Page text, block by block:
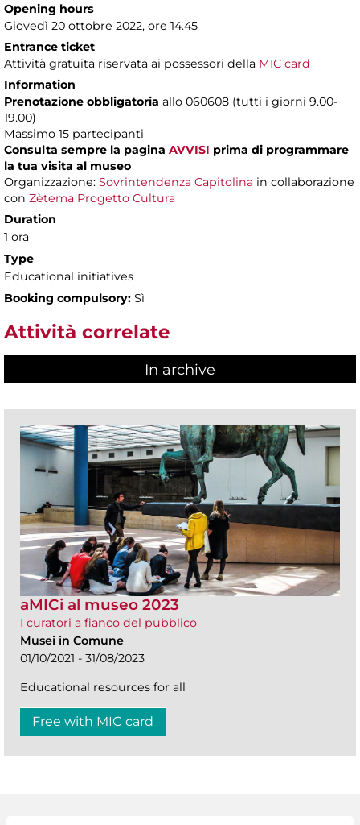
Opening hours
Giovedì 20 ottobre 2022, ore 14.45
Entrance ticket
Attività gratuita riservata ai possessori della MIC card
Information
Prenotazione obbligatoria allo 060608 (tutti i giorni 9.00-
19.00)
Massimo 15 partecipanti
Consulta sempre la pagina AVVISI prima di programmare
la tua visita al museo
Organizzazione: Sovrintendenza Capitolina in collaborazione
con Zètema Progetto Cultura
Duration
1 ora
Type
Educational initiatives
Booking compulsory: Sì
Attività correlate
In archive
aMICi al museo 2023
I curatori a fianco del pubblico
Musei in Comune
01/10/2021 - 31/08/2023
Educational resources for all
Free with MIC card